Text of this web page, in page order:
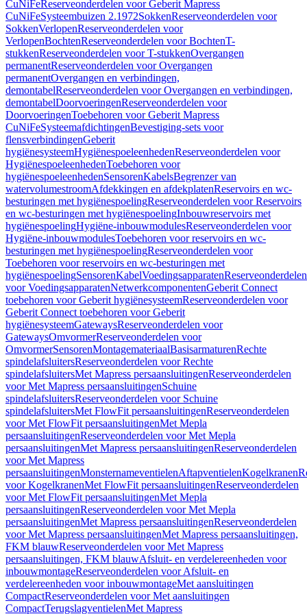
CuNiFeReserveonderdelen voor Geberit Mapress
CuNiFeSysteembuizen 2.1972SokkenReserveonderdelen voor
SokkenVerlopenReserveonderdelen voor
VerlopenBochtenReserveonderdelen voor BochtenT-
stukkenReserveonderdelen voor T-stukkenOvergangen
permanentReserveonderdelen voor Overgangen
permanentOvergangen en verbindingen,
demontabelReserveonderdelen voor Overgangen en verbindingen,
demontabelDoorvoeringenReserveonderdelen voor
DoorvoeringenToebehoren voor Geberit Mapress
CuNiFeSysteemafdichtingenBevestiging-sets voor
flensverbindingenGeberit
hygiënesysteemHygiënespoeleenhedenReserveonderdelen voor
HygiënespoeleenhedenToebehoren voor
hygiënespoeleenhedenSensorenKabelsBegrenzer van
watervolumestroomAfdekkingen en afdekplatenReservoirs en wc-
besturingen met hygiënespoelingReserveonderdelen voor Reservoirs
en wc-besturingen met hygiënespoelingInbouwreservoirs met
hygiënespoelingHygiëne-inbouwmodulesReserveonderdelen voor
Hygiëne-inbouwmodulesToebehoren voor reservoirs en wc-
besturingen met hygiënespoelingReserveonderdelen voor
Toebehoren voor reservoirs en wc-besturingen met
hygiënespoelingSensorenKabelVoedingsapparatenReserveonderdelen
voor VoedingsapparatenNetwerkcomponentenGeberit Connect
toebehoren voor Geberit hygiënesysteemReserveonderdelen voor
Geberit Connect toebehoren voor Geberit
hygiënesysteemGatewaysReserveonderdelen voor
GatewaysOmvormerReserveonderdelen voor
OmvormerSensorenMontagemateriaalBasisarmaturenRechte
spindelafsluitersReserveonderdelen voor Rechte
spindelafsluitersMet Mapress persaansluitingenReserveonderdelen
voor Met Mapress persaansluitingenSchuine
spindelafsluitersReserveonderdelen voor Schuine
spindelafsluitersMet FlowFit persaansluitingenReserveonderdelen
voor Met FlowFit persaansluitingenMet Mepla
persaansluitingenReserveonderdelen voor Met Mepla
persaansluitingenMet Mapress persaansluitingenReserveonderdelen
voor Met Mapress
persaansluitingenMonsternameventielenAftapventielenKogelkranen
voor KogelkranenMet FlowFit persaansluitingenReserveonderdelen
voor Met FlowFit persaansluitingenMet Mepla
persaansluitingenReserveonderdelen voor Met Mepla
persaansluitingenMet Mapress persaansluitingenReserveonderdelen
voor Met Mapress persaansluitingenMet Mapress persaansluitingen,
FKM blauwReserveonderdelen voor Met Mapress
persaansluitingen, FKM blauwAfsluit- en verdelereenheden voor
inbouwmontageReserveonderdelen voor Afsluit- en
verdelereenheden voor inbouwmontageMet aansluitingen
CompactReserveonderdelen voor Met aansluitingen
CompactTerugslagventielenMet Mapress